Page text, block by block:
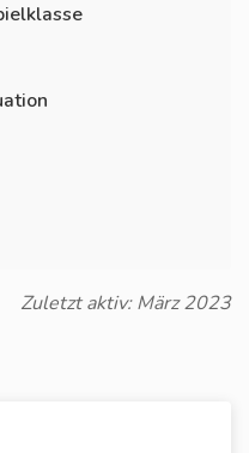
Zuletzt aktiv: März 2023